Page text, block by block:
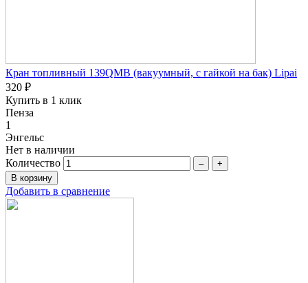
Кран топливный 139QMB (вакуумный, с гайкой на бак) Lipai
320 ₽
Купить в 1 клик
Пенза
1
Энгельс
Нет в наличии
Количество
– +
Добавить в сравнение